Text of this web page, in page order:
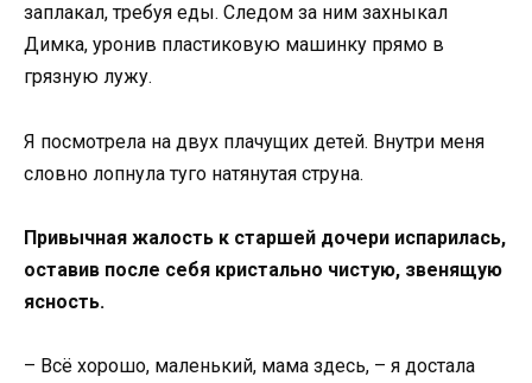
заплакал, требуя еды. Следом за ним захныкал
Димка, уронив пластиковую машинку прямо в
грязную лужу.
Я посмотрела на двух плачущих детей. Внутри меня
словно лопнула туго натянутая струна.
Привычная жалость к старшей дочери испарилась,
оставив после себя кристально чистую, звенящую
ясность.
– Всё хорошо, маленький, мама здесь, – я достала